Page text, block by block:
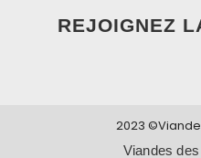
REJOIGNEZ
2023
Viandes